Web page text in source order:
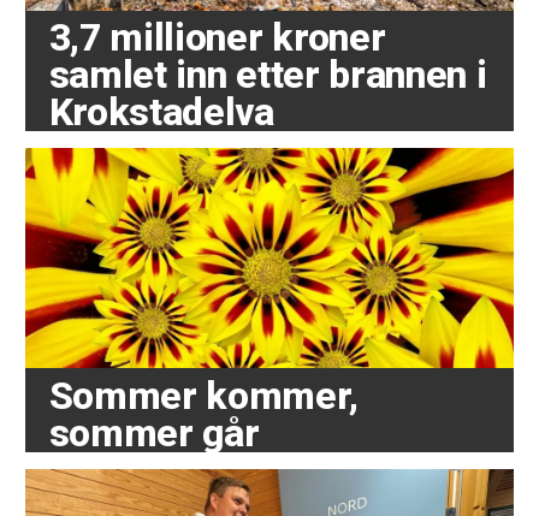
3,7 millioner kroner
samlet inn etter brannen i
Krokstadelva
Sommer kommer,
sommer går